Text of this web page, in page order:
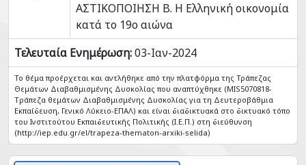
ΑΣΤΙΚΟΠΟΙΗΣΗ Β. Η Ελληνική οικονομία
κατά το 19ο αιώνα
Τελευταία Ενημέρωση:03-Ιαν-2024
Το θέμα προέρχεται και αντλήθηκε από την πλατφόρμα της Τράπεζας
Θεμάτων Διαβαθμισμένης Δυσκολίας που αναπτύχθηκε (MIS5070818-
Tράπεζα θεμάτων Διαβαθμισμένης Δυσκολίας για τη Δευτεροβάθμια
Εκπαίδευση, Γενικό Λύκειο-ΕΠΑΛ) και είναι διαδικτυακά στο δικτυακό τόπο
του Ινστιτούτου Εκπαιδευτικής Πολιτικής (Ι.Ε.Π.) στη διεύθυνση
(http://iep.edu.gr/el/trapeza-thematon-arxiki-selida)